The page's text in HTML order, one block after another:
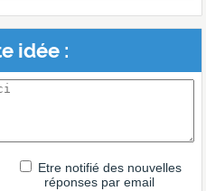
idée :
Etre notifié des nouvelles
réponses par email